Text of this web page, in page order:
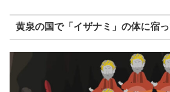
黄泉の国で「イザナミ」の体に宿